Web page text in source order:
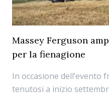
Massey Ferguson
per la fienagione
In occasione dell’evento
tenutosi a inizio